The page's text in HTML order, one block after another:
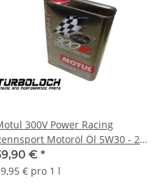
300V Power Racing
Motoröl Öl 5W30 - 2L
€ *
€ pro 1 l